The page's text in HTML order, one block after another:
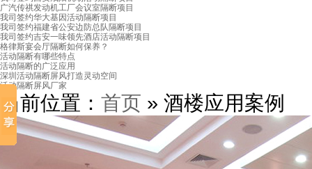
广汽传祺发动机工厂会议室隔断项目
我司签约华大基因活动隔断项目
我司签约福建省公安边防总队隔断项目
我司签约吉安一味领先酒店活动隔断项目
格律斯宴会厅隔断如何保养？
活动隔断有哪些特点
活动隔断的广泛应用
深圳活动隔断屏风打造灵动空间
活动隔断屏风厂家
当前位置： 首页 » 酒楼应用案例